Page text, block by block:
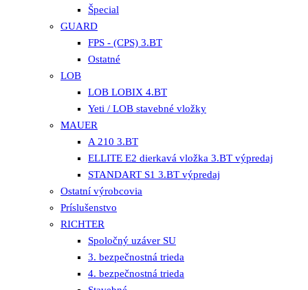
Špecial
GUARD
FPS - (CPS) 3.BT
Ostatné
LOB
LOB LOBIX 4.BT
Yeti / LOB stavebné vložky
MAUER
A 210 3.BT
ELLITE E2 dierkavá vložka 3.BT výpredaj
STANDART S1 3.BT výpredaj
Ostatní výrobcovia
Príslušenstvo
RICHTER
Spoločný uzáver SU
3. bezpečnostná trieda
4. bezpečnostná trieda